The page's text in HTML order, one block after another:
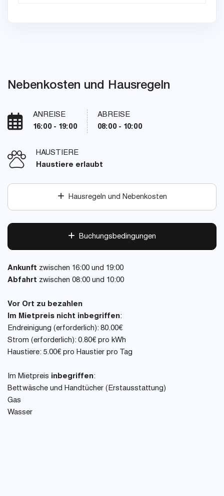
Nebenkosten und Hausregeln
ANREISE
16:00 - 19:00
ABREISE
08:00 - 10:00
HAUSTIERE
Haustiere erlaubt
Hausregeln und Nebenkosten
Buchungsbedingungen
Ankunft zwischen 16:00 und 19:00
Abfahrt zwischen 08:00 und 10:00
Vor Ort zu bezahlen
Im Mietpreis nicht inbegriffen:
Endreinigung (erforderlich): 80.00€
Strom (erforderlich): 0.80€ pro kWh
Haustiere: 5.00€ pro Haustier pro Tag
Im Mietpreis inbegriffen:
Bettwäsche und Handtücher (Erstausstattung)
Gas
Wasser